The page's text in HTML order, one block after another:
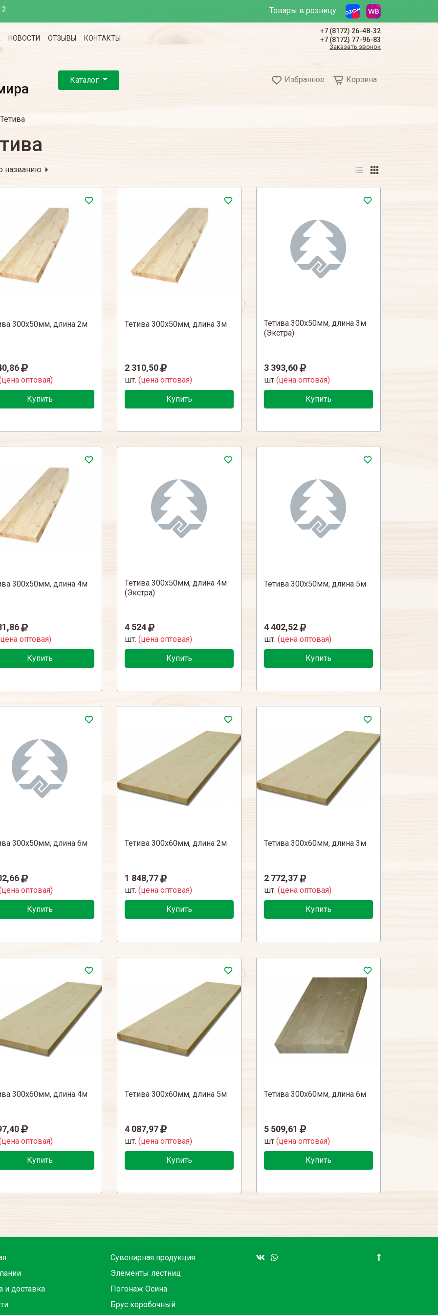
Товары в розницу :
НОВОСТИ ОТЗЫВЫ КОНТАКТЫ
+7 (8172) 26-48-32
+7 (8172) 77-96-83
Заказать звонок
Избранное Корзина
Каталог
Тетива
названию
300х50мм, длина 2м
оптовая)
Купить
Тетива 300х50мм, длина 3м
2 310,50
шт. (цена оптовая)
Купить
Тетива 300х50мм, длина 3м
(Экстра)
3 393,60
шт (цена оптовая)
Купить
300х50мм, длина 4м
оптовая)
Купить
Тетива 300х50мм, длина 4м
(Экстра)
4 524
шт. (цена оптовая)
Купить
Тетива 300х50мм, длина 5м
4 402,52
шт. (цена оптовая)
Купить
300х50мм, длина 6м
оптовая)
Купить
Тетива 300х60мм, длина 2м
1 848,77
шт. (цена оптовая)
Купить
Тетива 300х60мм, длина 3м
2 772,37
шт. (цена оптовая)
Купить
300х60мм, длина 4м
оптовая)
Купить
Тетива 300х60мм, длина 5м
4 087,97
шт. (цена оптовая)
Купить
Тетива 300х60мм, длина 6м
5 509,61
шт (цена оптовая)
Купить
и доставка
Сувенирная продукция
Элементы лестниц
Погонаж Осина
Брус коробочный